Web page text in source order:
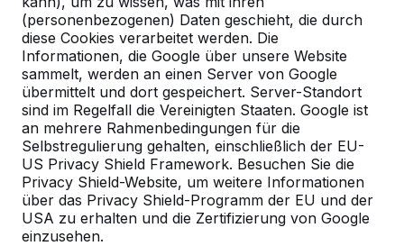
(personenbezogenen) Daten geschieht, die durch
diese Cookies verarbeitet werden. Die
Informationen, die Google über unsere Website
sammelt, werden an einen Server von Google
übermittelt und dort gespeichert. Server-Standort
sind im Regelfall die Vereinigten Staaten. Google ist
an mehrere Rahmenbedingungen für die
Selbstregulierung gehalten, einschließlich der EU-
US Privacy Shield Framework. Besuchen Sie die
Privacy Shield-Website, um weitere Informationen
über das Privacy Shield-Programm der EU und der
USA zu erhalten und die Zertifizierung von Google
einzusehen.
Kategorie
Alles anzeigen
Ort oder Postleitzahl suchen